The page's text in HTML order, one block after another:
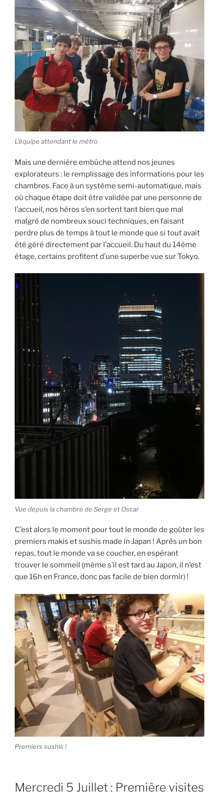
L’équipe attendant le métro
Mais une dernière embûche attend nos jeunes
explorateurs : le remplissage des informations pour les
chambres. Face à un système semi-automatique, mais
où chaque étape doit être validée par une personne de
l’accueil, nos héros s’en sortent tant bien que mal
malgré de nombreux souci techniques, en faisant
perdre plus de temps à tout le monde que si tout avait
été géré directement par l’accueil. Du haut du 14ème
étage, certains profitent d’une superbe vue sur Tokyo.
Vue depuis la chambre de Serge et Oscar
C’est alors le moment pour tout le monde de goûter les
premiers makis et sushis made in Japan ! Après un bon
repas, tout le monde va se coucher, en espérant
trouver le sommeil (même s’il est tard au Japon, il n’est
que 16h en France, donc pas facile de bien dormir) !
Premiers sushis !
Mercredi 5 Juillet : Première visites